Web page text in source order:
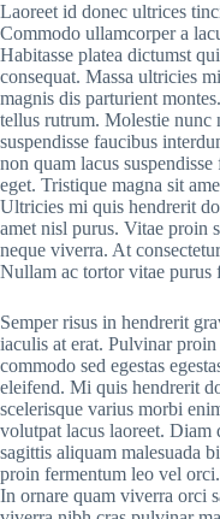
Laoreet id donec ultrices
Commodo ullamcorper a
Habitasse platea dictumst
consequat. Massa ultricies
magnis dis parturient
tellus rutrum. Molestie nunc
suspendisse faucibus
non quam lacus
eget. Tristique magna sit
Ultricies mi quis hendrerit
amet nisl purus. Vitae proin
neque viverra. At
Nullam ac tortor vitae purus
Semper risus in hendrerit
iaculis at erat. Pulvinar
commodo sed egestas
eleifend. Mi quis hendrerit
scelerisque varius morbi
volutpat lacus laoreet. Diam
sagittis aliquam malesuada
proin fermentum leo vel
In ornare quam viverra orci